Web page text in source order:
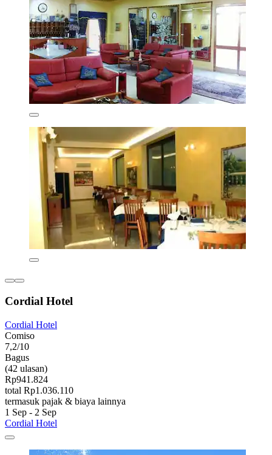
Cordial Hotel
Cordial Hotel
Comiso
7,2/10
Bagus
(42 ulasan)
Rp941.824
total Rp1.036.110
termasuk pajak & biaya lainnya
1 Sep - 2 Sep
Cordial Hotel